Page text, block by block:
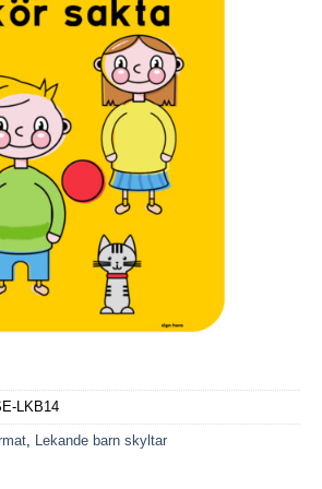
LKB14
Lekande barn skyltar